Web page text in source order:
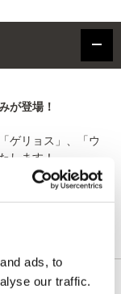
ads, to
our traffic.
が登場！
ゲリョス」、「ウ
します！
ザインの「ゲリョ